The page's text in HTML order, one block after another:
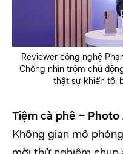
Reviewer công nghệ
Chống nhìn trộm chủ
thật sự khiến tôi
Tiệm cà phê –
Không gian mô